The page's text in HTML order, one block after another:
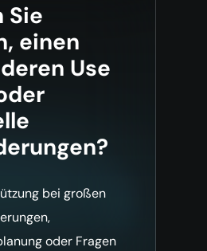
Sie
einen
Use
bei großen
oder Fragen